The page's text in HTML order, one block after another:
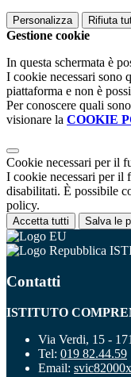
Personalizza Rifiuta
Gestione cookie
In questa schermata è
I cookie necessari sono
piattaforma e non è
Per conoscere quali
visionare la COOKIE
Cookie necessari per il
I cookie necessari per il
disabilitati. È possibile
policy.
Accetta tutti Salva le
Contatti
ISTITUTO
Via Verdi, 15 -
Tel: 019 82.44.59
Email: